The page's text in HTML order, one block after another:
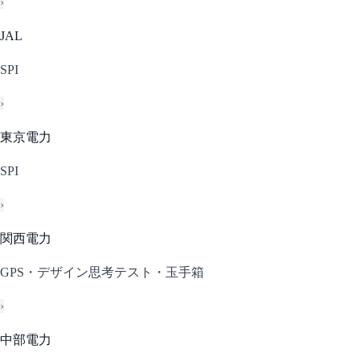
JAL
SPI
›
東京電力
SPI
›
関西電力
GPS・デザイン思考テスト・玉手箱
›
中部電力